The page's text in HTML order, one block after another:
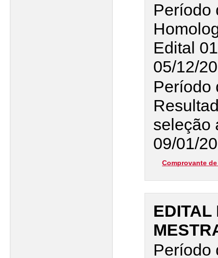
Período
Edital
05/12/
Período
seleção
09/01/
Comprovante
EDITAL
Período